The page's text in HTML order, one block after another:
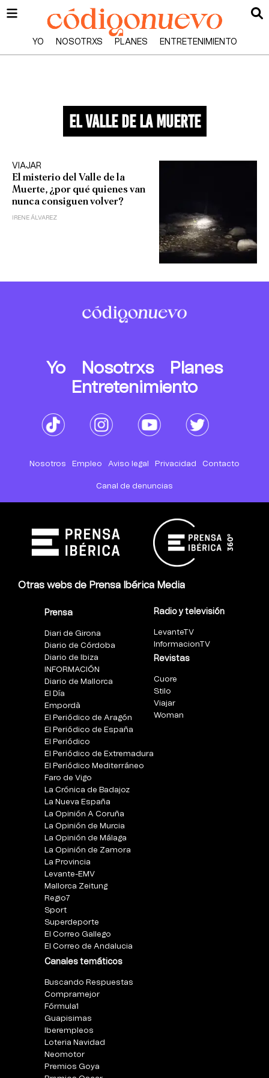
YO NOSOTRXS PLANES ENTRETENIMIENTO
el valle de la muerte
VIAJAR
El misterio del Valle de la
Muerte, ¿por qué quienes van
nunca consiguen volver?
IRENE ÁLVAREZ
Yo Nosotrxs
Planes
Entretenimiento
Nosotros Empleo Aviso legal Privacidad Contacto
Canal de denuncias
Otras webs de Prensa Ibérica Media
Prensa
Diari de Girona
Diario de Córdoba
Diario de Ibiza
INFORMACIÓN
Diario de Mallorca
El Día
Empordà
El Periódico de Aragón
El Periódico de España
El Periódico
El Periódico de Extremadura
El Periódico Mediterráneo
Faro de Vigo
La Crónica de Badajoz
La Nueva España
La Opinión A Coruña
La Opinión de Murcia
La Opinión de Málaga
La Opinión de Zamora
La Provincia
Levante-EMV
Mallorca Zeitung
Regio7
Sport
Superdeporte
El Correo Gallego
El Correo de Andalucia
Canales temáticos
Buscando Respuestas
Compramejor
Fórmula1
Guapisimas
Iberempleos
Loteria Navidad
Neomotor
Premios Goya
Radio y televisión
LevanteTV
InformacionTV
Revistas
Cuore
Stilo
Viajar
Woman